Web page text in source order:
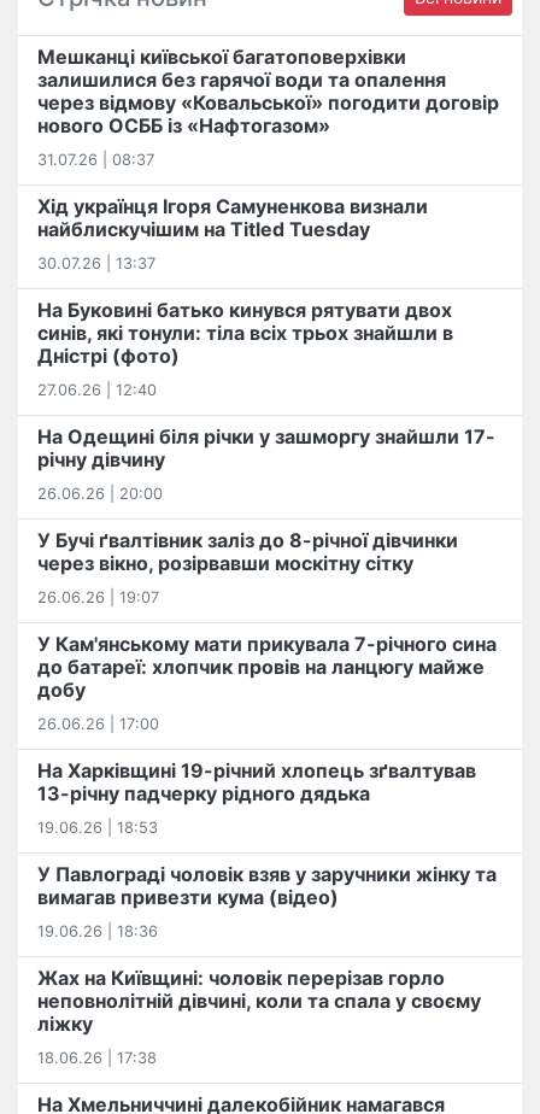
Мешканці київської багатоповерхівки
залишилися без гарячої води та опалення
через відмову «Ковальської» погодити договір
нового ОСББ із «Нафтогазом»
31.07.26 | 08:37
Хід українця Ігоря Самуненкова визнали
найблискучішим на Titled Tuesday
30.07.26 | 13:37
На Буковині батько кинувся рятувати двох
синів, які тонули: тіла всіх трьох знайшли в
Дністрі (фото)
27.06.26 | 12:40
На Одещині біля річки у зашморгу знайшли 17-
річну дівчину
26.06.26 | 20:00
У Бучі ґвалтівник заліз до 8-річної дівчинки
через вікно, розірвавши москітну сітку
26.06.26 | 19:07
У Кам'янському мати прикувала 7-річного сина
до батареї: хлопчик провів на ланцюгу майже
добу
26.06.26 | 17:00
На Харківщині 19-річний хлопець​ ️зґвалтував
13-річну падчерку рідного дядька
19.06.26 | 18:53
У Павлограді чоловік взяв у заручники жінку та
вимагав привезти кума (відео)
19.06.26 | 18:36
Жах на Київщині: чоловік перерізав горло
неповнолітній дівчині, коли та спала у своєму
ліжку
18.06.26 | 17:38
На Хмельниччині далекобійник намагався